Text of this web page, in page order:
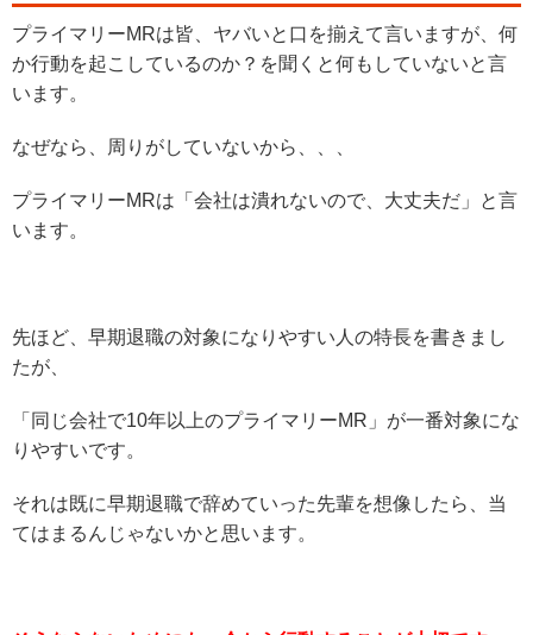
プライマリーMRは皆、ヤバいと口を揃えて言いますが、何
か行動を起こしているのか？を聞くと何もしていないと言
います。
なぜなら、周りがしていないから、、、
プライマリーMRは「会社は潰れないので、大丈夫だ」と言
います。
先ほど、早期退職の対象になりやすい人の特長を書きまし
たが、
「同じ会社で10年以上のプライマリーMR」が一番対象にな
りやすいです。
それは既に早期退職で辞めていった先輩を想像したら、当
てはまるんじゃないかと思います。